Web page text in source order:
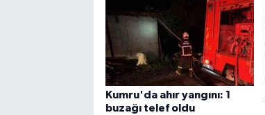
Kumru'da ahır yangını: 1
buzağı telef oldu